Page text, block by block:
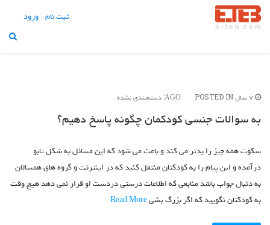
Blog
Home
Join Us
Login
Member Login
My Account
ورود ثبت نام
POSTED IN: دسته‌بندی نشده
به سوالات جنسی کودکمان چگونه پاسخ دهیم؟
سکوت همه چیز را بدتر می کند و باعث می شود که این مسائل به شکل تابو
درآمده و این پیام را به کودکتان منتقل کنید که در اینترنت و گروه های همسالان
به دنبال جواب باشد منابعی که اطلاعات درستی دردست او قرار نمی دهد هیچ وقت
به کودکتان نگویید که اگر بزرگ بشیRead More